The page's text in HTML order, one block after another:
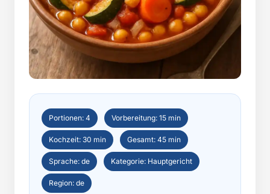
Portionen: 4 Vorbereitung: 15 min
Kochzeit: 30 min Gesamt: 45 min
Sprache: de Kategorie: Hauptgericht
Region: de